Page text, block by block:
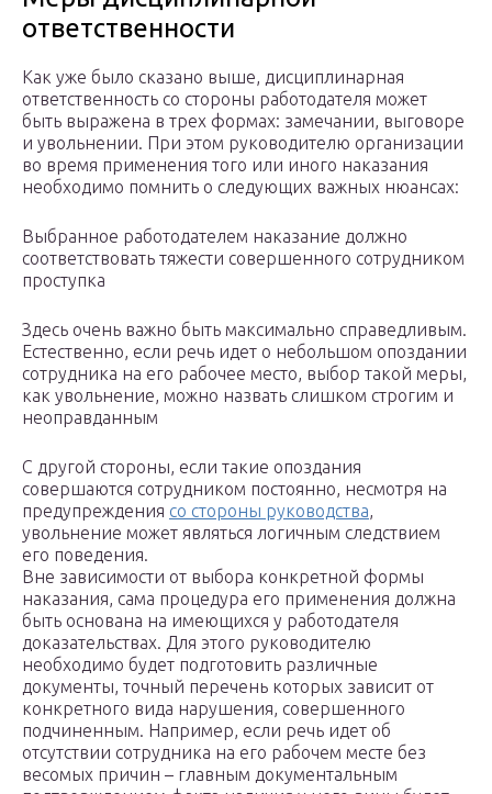
ответственности
Как уже было сказано выше, дисциплинарная
ответственность со стороны работодателя может
быть выражена в трех формах: замечании, выговоре
и увольнении. При этом руководителю организации
во время применения того или иного наказания
необходимо помнить о следующих важных нюансах:
Выбранное работодателем наказание должно
соответствовать тяжести совершенного сотрудником
проступка
Здесь очень важно быть максимально справедливым.
Естественно, если речь идет о небольшом опоздании
сотрудника на его рабочее место, выбор такой меры,
как увольнение, можно назвать слишком строгим и
неоправданным
С другой стороны, если такие опоздания
совершаются сотрудником постоянно, несмотря на
предупреждения со стороны руководства,
увольнение может являться логичным следствием
его поведения.
Вне зависимости от выбора конкретной формы
наказания, сама процедура его применения должна
быть основана на имеющихся у работодателя
доказательствах. Для этого руководителю
необходимо будет подготовить различные
документы, точный перечень которых зависит от
конкретного вида нарушения, совершенного
подчиненным. Например, если речь идет об
отсутствии сотрудника на его рабочем месте без
весомых причин – главным документальным